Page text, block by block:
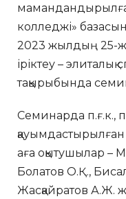
колледжі»
2023 жылдың 25-
іріктеу – элиталық
тақырыбында
Семинарда п.ғ.к.,
аға оқытушылар –
Болатов О.Қ.,
Жасқайратов А.Ж.